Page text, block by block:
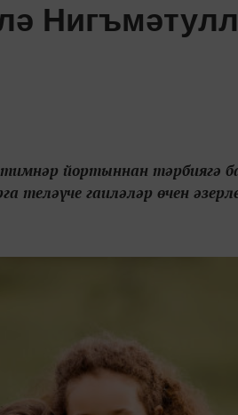
йортыннан тәрбиягә
теләүче гаиләләр өчен